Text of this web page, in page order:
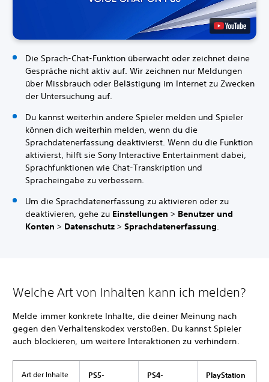
Die Sprach-Chat-Funktion überwacht oder zeichnet deine
Gespräche nicht aktiv auf. Wir zeichnen nur Meldungen
über Missbrauch oder Belästigung im Internet zu Zwecken
der Untersuchung auf.
Du kannst weiterhin andere Spieler melden und Spieler
können dich weiterhin melden, wenn du die
Sprachdatenerfassung deaktivierst. Wenn du die Funktion
aktivierst, hilft sie Sony Interactive Entertainment dabei,
Sprachfunktionen wie Chat-Transkription und
Spracheingabe zu verbessern.
Um die Sprachdatenerfassung zu aktivieren oder zu
deaktivieren, gehe zu Einstellungen > Benutzer und
Konten > Datenschutz > Sprachdatenerfassung.
Welche Art von Inhalten kann ich melden?
Melde immer konkrete Inhalte, die deiner Meinung nach
gegen den Verhaltenskodex verstoßen. Du kannst Spieler
auch blockieren, um weitere Interaktionen zu verhindern.
Art der Inhalte
PS5-
PS4-
PlayStation